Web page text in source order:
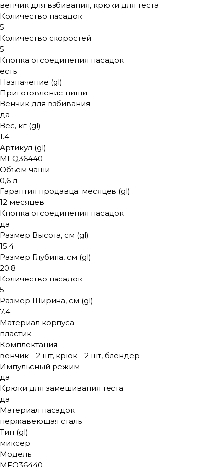
венчик для взбивания, крюки для теста
Количество насадок
5
Количество скоростей
5
Кнопка отсоединения насадок
есть
Назначение (gl)
Приготовление пищи
Венчик для взбивания
да
Вес, кг (gl)
1.4
Артикул (gl)
MFQ36440
Объем чаши
0,6 л
Гарантия продавца. месяцев (gl)
12 месяцев
Кнопка отсоединения насадок
да
Размер Высота, см (gl)
15.4
Размер Глубина, см (gl)
20.8
Количество насадок
5
Размер Ширина, см (gl)
7.4
Материал корпуса
пластик
Комплектация
венчик - 2 шт, крюк - 2 шт, блендер
Импульсный режим
да
Крюки для замешивания теста
да
Материал насадок
нержавеющая сталь
Тип (gl)
миксер
Модель
MFQ36440